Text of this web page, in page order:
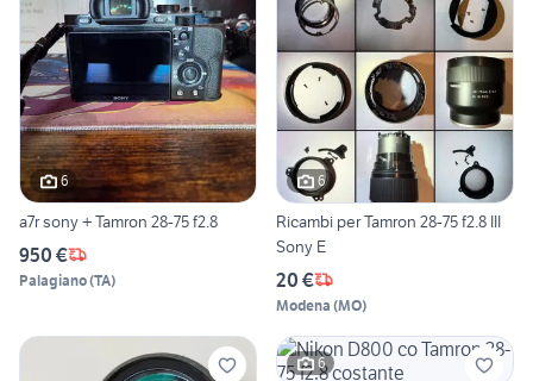
6
a7r sony + Tamron 28-75 f2.8
950 €
Palagiano(TA)
6
Ricambi per Tamron 28-75 f2.8 III
Sony E
20 €
Modena (MO)
6